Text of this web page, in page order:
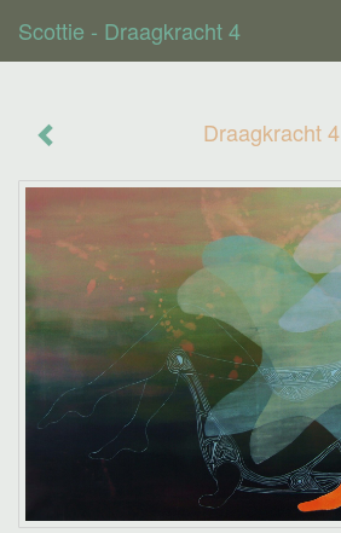
Scottie - Draagkracht 4
Draagkracht 4